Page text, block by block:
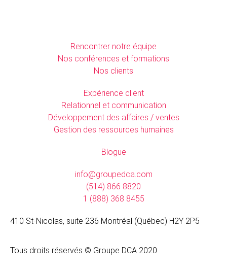
Rencontrer notre équipe
Nos conférences et formations
Nos clients
Expérience client
Relationnel et communication
Développement des affaires / ventes
Gestion des ressources humaines
Blogue
info@groupedca.com
(514) 866 8820
1 (888) 368 8455
410 St-Nicolas, suite 236 Montréal (Québec) H2Y 2P5
Tous droits réservés © Groupe DCA 2020